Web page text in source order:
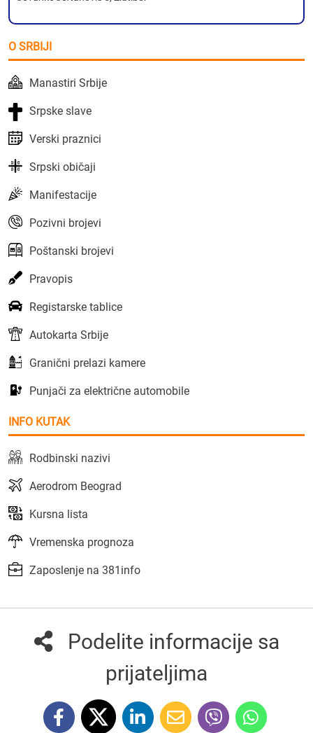
O SRBIJI
Manastiri Srbije
Srpske slave
Verski praznici
Srpski običaji
Manifestacije
Pozivni brojevi
Poštanski brojevi
Pravopis
Registarske tablice
Autokarta Srbije
Granični prelazi kamere
Punjači za električne automobile
INFO KUTAK
Rodbinski nazivi
Aerodrom Beograd
Kursna lista
Vremenska prognoza
Zaposlenje na 381info
Podelite informacije sa
prijateljima